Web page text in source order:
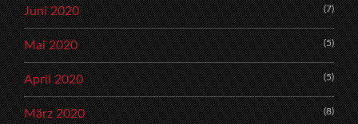
Juni 2020 (7)
Mai 2020 (5)
April 2020 (5)
März 2020 (8)